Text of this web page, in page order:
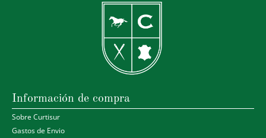
Información de compra
Sobre Curtisur
Gastos de Envio